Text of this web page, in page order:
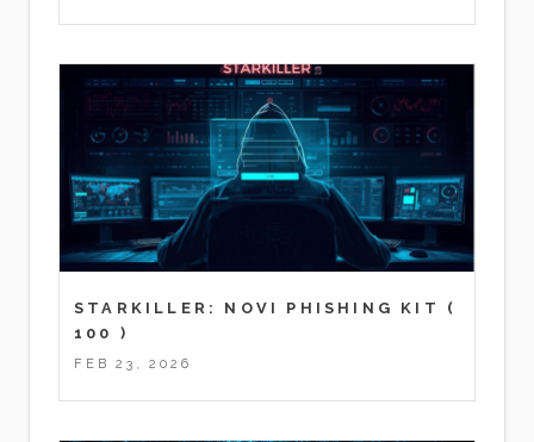
STARKILLER: NOVI PHISHING KIT
(
100 )
FEB 23, 2026